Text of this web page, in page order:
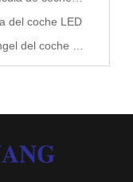
del coche LED